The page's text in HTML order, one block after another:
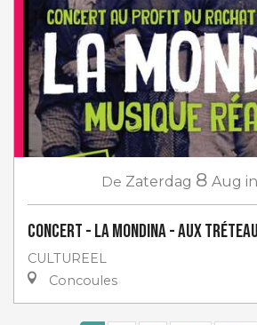
De Zaterdag 8 Aug
Concert - La Mondina - aux
CULTUREEL
Concoules